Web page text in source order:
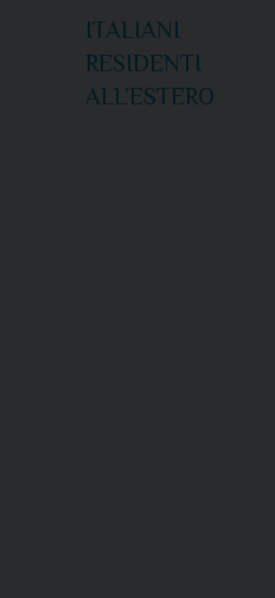
ITALIANI
RESIDENTI
ALL’ESTERO